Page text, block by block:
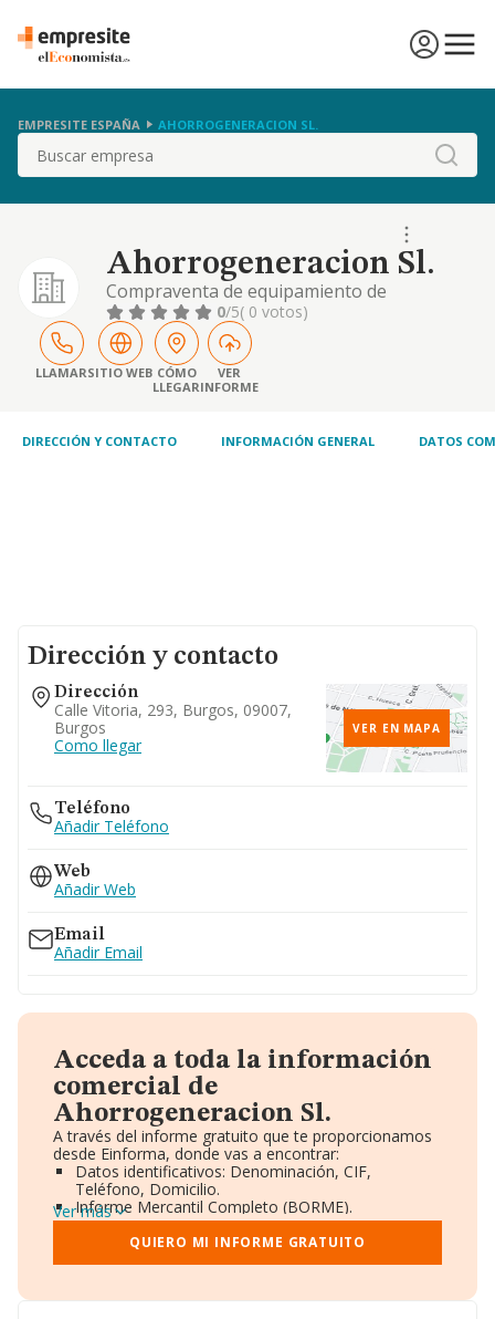
EMPRESITE ESPAÑA AHORROGENERACION SL.
Buscar
Ahorrogeneracion Sl.
Compraventa de equipamiento de
generación de energía. instalación y
mantenimiento de equipos. compraventa de
materias primas necesaria para la
generación de energía. transporte de
biocombustibles. alquiler de equipos de
energética
0/5( 0 votos)
LLAMARSITIO WEB CÓMO
LLEGAR
VER
INFORME
DIRECCIÓN Y CONTACTO INFORMACIÓN GENERAL DATOS
Dirección y contacto
Dirección
Calle Vitoria, 293, Burgos, 09007,
Burgos
Como llegar
VER EN MAPA
Teléfono
Añadir Teléfono
Web
Añadir Web
Email
Añadir Email
Acceda a toda la información
comercial de
Ahorrogeneracion Sl.
A través del informe gratuito que te proporcionamos
desde Einforma, donde vas a encontrar:
Datos identificativos: Denominación, CIF,
Teléfono, Domicilio.
Informe Mercantil Completo (BORME).
Gráficos de Evolución Ventas y Empleados.
Consejo de Administración y Administradores.
Directivos y Ejecutivos.
Ver más
QUIERO MI INFORME GRATUITO